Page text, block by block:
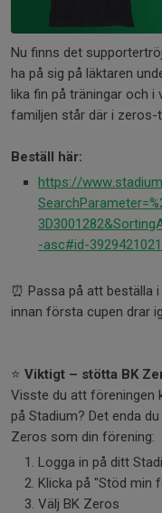
Nu finns det
ha på sig på läktaren
lika fin på träningar och i
familjen står där i zeros-
Beställ här:
https://
-asc#id-
⏰ Passa på att beställa
innan första cupen drar
⭐ Viktigt – stötta BK
Visste du att föreningen
på Stadium? Det enda
Zeros som din förening:
Logga in på ditt
Klicka på "Stöd min
Välj BK Zeros